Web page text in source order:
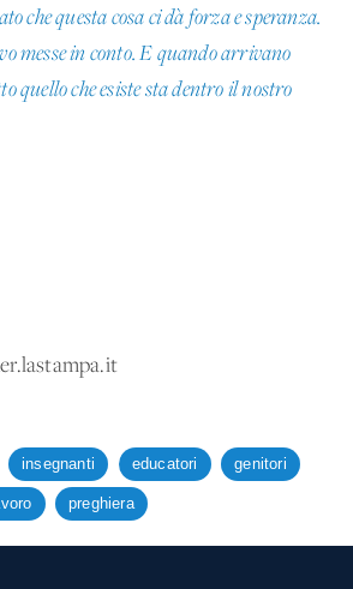
che questa cosa ci dà forza e speranza.
messe in conto. E quando arrivano
quello che esiste sta dentro il nostro
insegnanti educatori genitori
preghiera